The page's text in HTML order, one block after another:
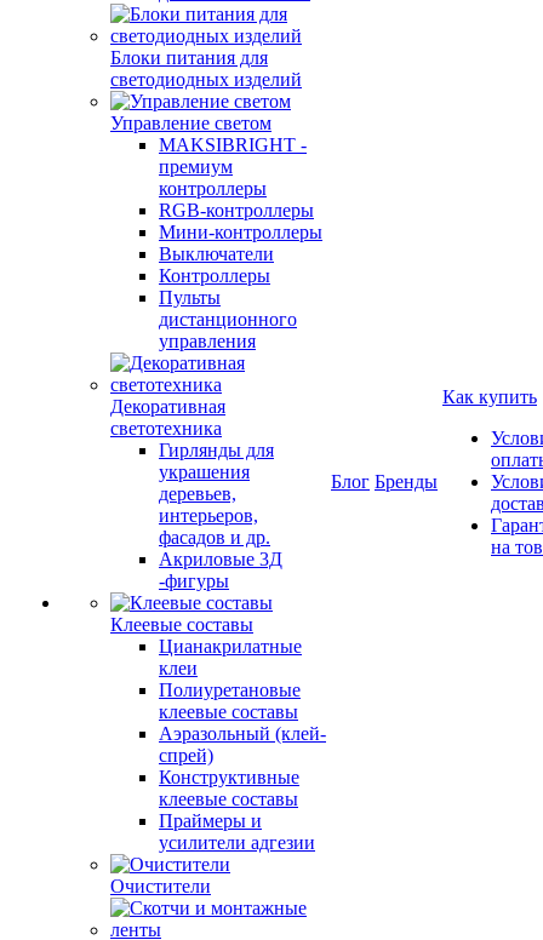
Блоки питания для
светодиодных изделий
Управление светом
MAKSIBRIGHT -
премиум
контроллеры
RGB-контроллеры
Мини-контроллеры
Выключатели
Контроллеры
Пульты
дистанционного
управления
Декоративная
светотехника
Гирлянды для
украшения
деревьев,
интерьеров,
фасадов и др.
Акриловые 3Д
-фигуры
Клеевые составы
Цианакрилатные
клеи
Полиуретановые
клеевые составы
Аэразольный (клей-
спрей)
Конструктивные
клеевые составы
Праймеры и
усилители адгезии
Очистители
Блог Бренды
Как купить
на